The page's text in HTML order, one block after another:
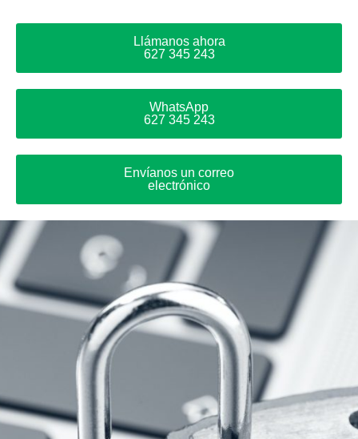
Llámanos ahora
627 345 243
WhatsApp
627 345 243
Envíanos un correo
electrónico